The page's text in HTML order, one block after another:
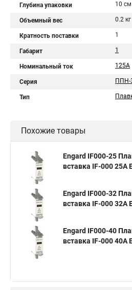
Глубина упаковки 10 см
Объемный вес 0.2 кг
Кратность поставки 1
Габарит 1
Номинальный ток 125А
Серия ППН-
Тип
Похожие товары
Engard IF000-25
вставка IF-000 25А
Engard IF000-32
вставка IF-000 32А
Engard IF000-40
вставка IF-000 40А